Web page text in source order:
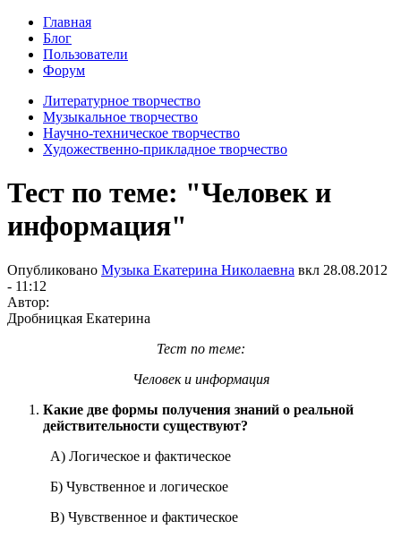
Главная
Блог
Пользователи
Форум
Литературное творчество
Музыкальное творчество
Научно-техническое творчество
Художественно-прикладное творчество
Тест по теме: "Человек и
информация"
Опубликовано Музыка Екатерина Николаевна вкл 28.08.2012
- 11:12
Автор:
Дробницкая Екатерина
Тест по теме:
Человек и информация
Какие две формы получения знаний о реальной
действительности существуют?
А) Логическое и фактическое
Б) Чувственное и логическое
В) Чувственное и фактическое